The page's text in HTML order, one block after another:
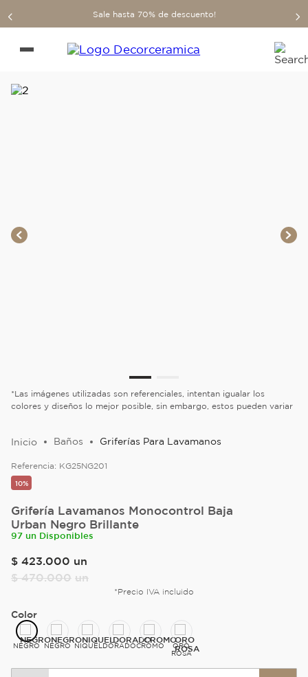
Sale hasta 70% de descuento!
*Las imágenes utilizadas son referenciales, intentan igualar los
colores y diseños lo mejor posible, sin embargo, estos pueden variar
Baños Griferías Para Lavamanos
Referencia: KG25NG201
10%
Grifería Lavamanos Monocontrol Baja
Urban Negro Brillante
97 un Disponibles
$ 423.000 un
$ 470.000 un
*Precio IVA incluido
Color
NEGRO NEGRO NIQUELDORADOCROMO
ORO
ROSA